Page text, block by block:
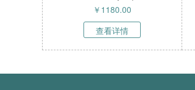
￥ 1180.00
查看详情